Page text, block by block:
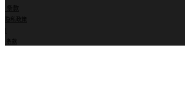
条款
隐私政策
|
条款